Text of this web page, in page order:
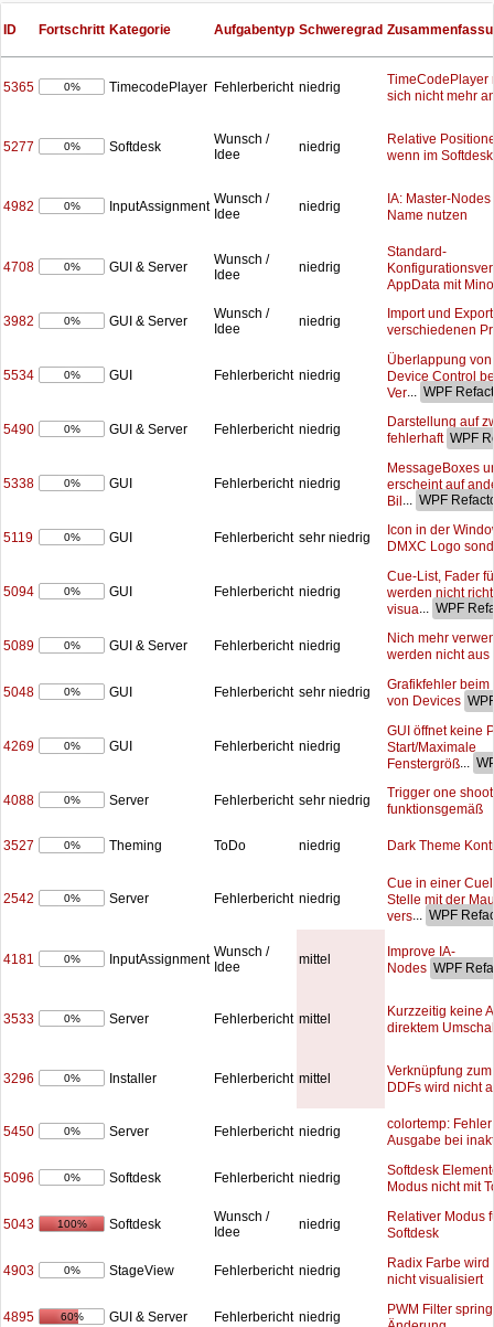
ID Fortschritt Kategorie Aufgabentyp Schweregrad
5365 0% TimecodePlayer Fehlerbericht niedrig
TimeCodePlayer
sich nicht mehr
5277 0% Softdesk
Wunsch /
Idee
niedrig
Relative
wenn im
4982 0% InputAssignment Wunsch /
Idee
niedrig
IA: Master-
Name nutzen
4708 0% GUI & Server
Wunsch /
Idee
niedrig
Standard-
AppData mit
3982 0% GUI & Server
Wunsch /
Idee
niedrig
Import und
verschiedenen
5534 0% GUI Fehlerbericht niedrig
Überlappung
Device Control
Ver
5490 0% GUI & Server Fehlerbericht niedrig
Darstellung auf
fehlerhaft
5338 0% GUI Fehlerbericht niedrig
MessageBoxes
erscheint auf
Bil
5119 0% GUI Fehlerbericht sehr niedrig
Icon in der
DMXC Logo
5094 0% GUI Fehlerbericht niedrig
Cue-List, Fader
werden nicht
visua
5089 0% GUI & Server Fehlerbericht niedrig
Nich mehr
werden nicht aus
5048 0% GUI Fehlerbericht sehr niedrig
Grafikfehler
von Devices
4269 0% GUI Fehlerbericht niedrig
GUI öffnet keine
Start/Maximale
Fenstergröß
4088 0% Server Fehlerbericht sehr niedrig
Trigger one
funktionsgemäß
3527 0% Theming ToDo niedrig Dark Theme
2542 0% Server Fehlerbericht niedrig
Cue in einer
Stelle mit der
vers
4181 0% InputAssignment Wunsch /
Idee
mittel
Improve IA-
Nodes
3533 0% Server Fehlerbericht mittel
Kurzzeitig keine
direktem
3296 0% Installer Fehlerbericht mittel
Verknüpfung
DDFs wird nicht
5450 0% Server Fehlerbericht niedrig
colortemp:
Ausgabe bei
5096 0% Softdesk Fehlerbericht niedrig
Softdesk
Modus nicht mit
5043 100% Softdesk
Wunsch /
Idee
niedrig
Relativer Modus
Softdesk
4903 0% StageView Fehlerbericht niedrig
Radix Farbe wird
nicht visualisiert
4895 60% GUI & Server Fehlerbericht niedrig
PWM Filter